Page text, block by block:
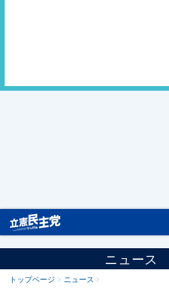
ニュース
トップページ
ニュース